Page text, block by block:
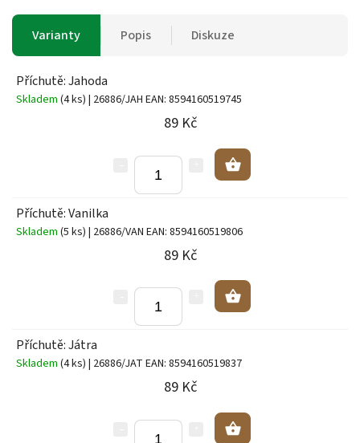
Varianty Popis Diskuze
Příchutě: Jahoda
Skladem (4 ks) | 26886/JAH EAN: 8594160519745
89 Kč
Příchutě: Vanilka
Skladem (5 ks) | 26886/VAN EAN: 8594160519806
89 Kč
Příchutě: Játra
Skladem (4 ks) | 26886/JAT EAN: 8594160519837
89 Kč